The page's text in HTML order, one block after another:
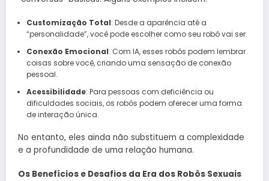
Customização Total: Desde a aparência até a
“personalidade”, você pode escolher como seu robô vai ser.
Conexão Emocional: Com IA, esses robôs podem lembrar
coisas sobre você, criando uma sensação de conexão
pessoal.
Acessibilidade: Para pessoas com deficiência ou
dificuldades sociais, os robôs podem oferecer uma forma
de interação única.
No entanto, eles ainda não substituem a complexidade
e a profundidade de uma relação humana.
Os Benefícios e Desafios da Era dos Robôs Sexuais